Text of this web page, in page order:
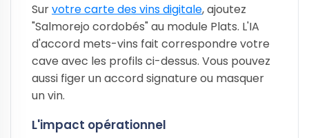
Survotre carte des vins digitale, ajoutez
"Salmorejo cordobés" au module Plats. L'IA
d'accord mets-vins fait correspondre votre
cave avec les profils ci-dessus. Vous pouvez
aussi figer un accord signature ou masquer
un vin.
L'impact opérationnel